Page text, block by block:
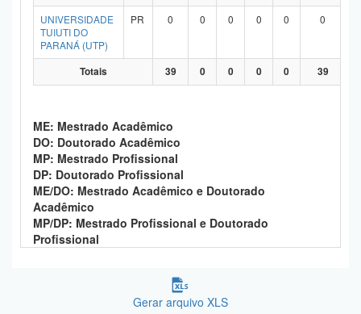
UNIVERSIDADE
TUIUTI DO
PARANÁ (UTP)
PR 0 0 0 0 0 0
Totais 39 0 0 0 0 39
ME: Mestrado Acadêmico
DO: Doutorado Acadêmico
MP: Mestrado Profissional
DP: Doutorado Profissional
ME/DO: Mestrado Acadêmico e Doutorado
Acadêmico
MP/DP: Mestrado Profissional e Doutorado
Profissional
Gerar arquivo XLS